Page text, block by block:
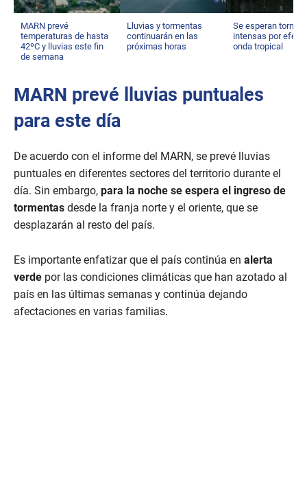
MARN prevé
temperaturas de hasta
42ºC y lluvias este fin
de semana
Lluvias y tormentas
continuarán en las
próximas horas
Se esperan
intensas por
onda tropical
MARN prevé lluvias puntuales
para este día
De acuerdo con el informe del MARN, se prevé lluvias
puntuales en diferentes sectores del territorio durante el
día. Sin embargo, para la noche se espera el ingreso de
tormentas desde la franja norte y el oriente, que se
desplazarán al resto del país.
Es importante enfatizar que el país continúa en alerta
verde por las condiciones climáticas que han azotado al
país en las últimas semanas y continúa dejando
afectaciones en varias familias.